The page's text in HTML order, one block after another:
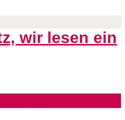
wir lesen ein